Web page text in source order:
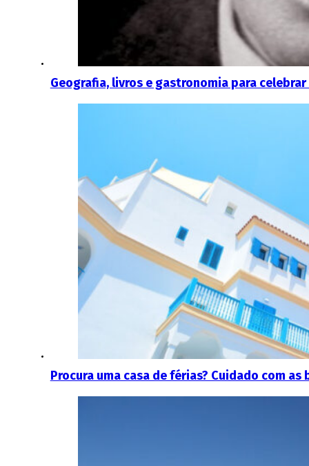
Geografia, livros e gastronomia para
Procura uma casa de férias? Cuidado com as